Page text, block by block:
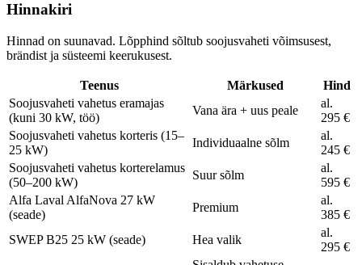
Hinnakiri
Hinnad on suunavad. Lõpphind sõltub soojusvaheti võimsusest,
brändist ja süsteemi keerukusest.
Teenus Märkused
Hind
Soojusvaheti vahetus eramajas
(kuni 30 kW, töö)
Vana ära + uus peale
al.
295 €
Soojusvaheti vahetus korteris (15–
25 kW)
Individuaalne sõlm
al.
245 €
Soojusvaheti vahetus korterelamus
(50–200 kW)
Suur sõlm
al.
595 €
Alfa Laval AlfaNova 27 kW
(seade)
Premium
al.
385 €
SWEP B25 25 kW (seade)
Hea valik
al.
295 €